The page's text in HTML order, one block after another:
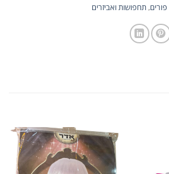
פורים, תחפושות ואביזרים